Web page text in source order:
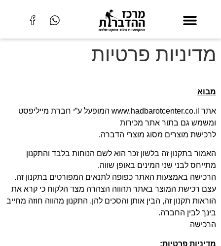
פרטיות
אתר www.hadbarotcenter.co.il המופעל ע”י חברת מייליפסט
גם בתור אתר מכירות
מוצרים מסוג מוצרי הדברה.
בתקנון זה בלשון זכר הוא לשם הנוחות בלבד והתקנון
לבני שני המינים באופן שווה.
באמצעות האתר כפופה לתנאים המפורטים בתקנון זה.
רכישת המוצר באתר תהווה הצהרה מצד הלקוח כי קרא את
תקנון זה, הבין אותן והסכים להן. התקנון מהווה חוזה מחייב
לבין החברה.
פרטיות: